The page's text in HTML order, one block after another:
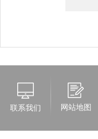
联系我们 网站地图